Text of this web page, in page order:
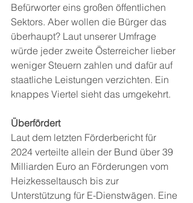
Befürworter eins großen öffentlichen
Sektors. Aber wollen die Bürger das
überhaupt? Laut unserer Umfrage
würde jeder zweite Österreicher lieber
weniger Steuern zahlen und dafür auf
staatliche Leistungen verzichten. Ein
knappes Viertel sieht das umgekehrt.
Überfördert
Laut dem letzten Förderbericht für
2024 verteilte allein der Bund über 39
Milliarden Euro an Förderungen vom
Heizkesseltausch bis zur
Unterstützung für E-Dienstwägen. Eine